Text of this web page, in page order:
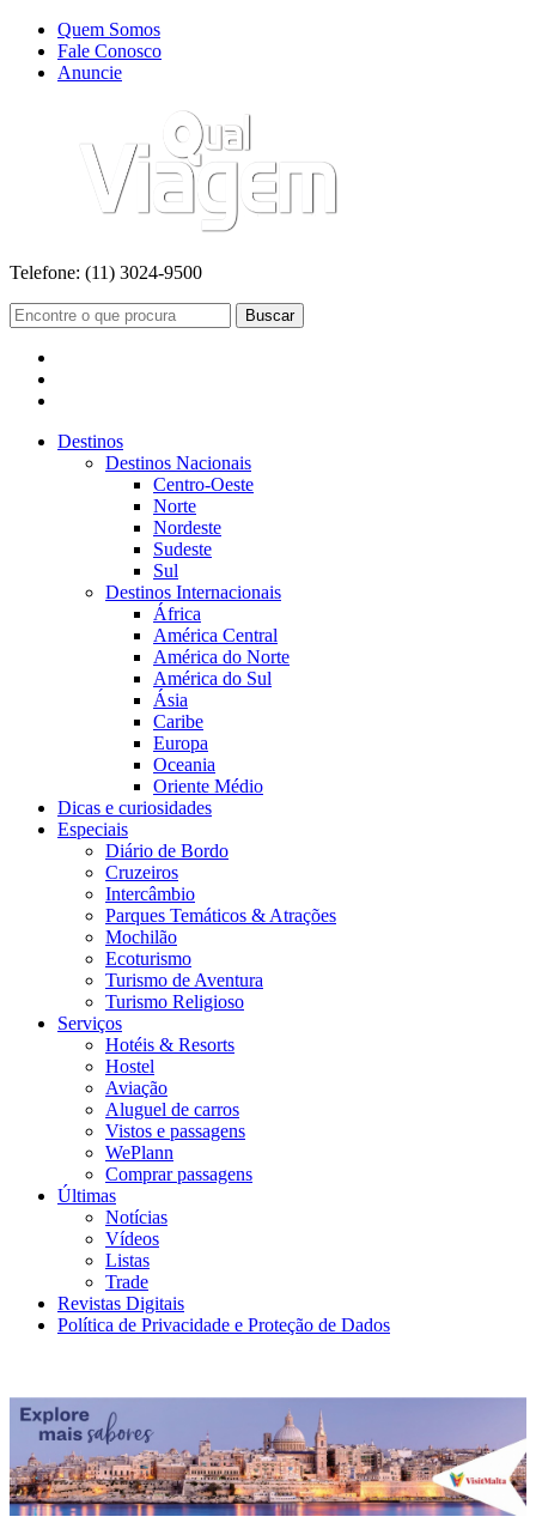
Quem Somos
Fale Conosco
Anuncie
Telefone: (11) 3024-9500
Buscar
Destinos
Destinos Nacionais
Centro-Oeste
Norte
Nordeste
Sudeste
Sul
Destinos Internacionais
África
América Central
América do Norte
América do Sul
Ásia
Caribe
Europa
Oceania
Oriente Médio
Dicas e curiosidades
Especiais
Diário de Bordo
Cruzeiros
Intercâmbio
Parques Temáticos & Atrações
Mochilão
Ecoturismo
Turismo de Aventura
Turismo Religioso
Serviços
Hotéis & Resorts
Hostel
Aviação
Aluguel de carros
Vistos e passagens
WePlann
Comprar passagens
Últimas
Notícias
Vídeos
Listas
Trade
Revistas Digitais
Política de Privacidade e Proteção de Dados